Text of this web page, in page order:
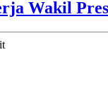
Wakil